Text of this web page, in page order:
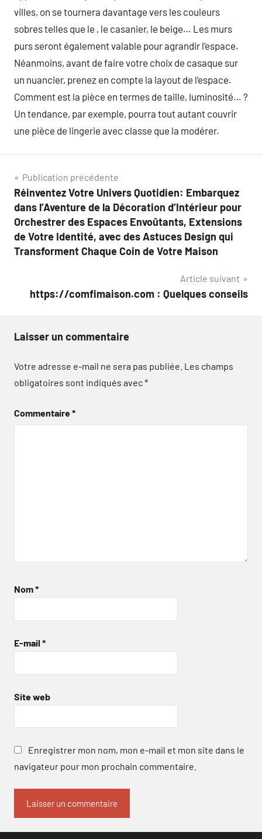
villes, on se tournera davantage vers les couleurs
sobres telles que le , le casanier, le beige… Les murs
purs seront également valable pour agrandir l’espace.
Néanmoins, avant de faire votre choix de casaque sur
un nuancier, prenez en compte la layout de l’espace.
Comment est la pièce en termes de taille, luminosité… ?
Un tendance, par exemple, pourra tout autant couvrir
une pièce de lingerie avec classe que la modérer.
Navigation
de
l’article
Publication précédente
Réinventez Votre Univers Quotidien: Embarquez
dans l’Aventure de la Décoration d’Intérieur pour
Orchestrer des Espaces Envoûtants, Extensions
de Votre Identité, avec des Astuces Design qui
Transforment Chaque Coin de Votre Maison
Article suivant
https://comfimaison.com : Quelques conseils
Laisser un commentaire
Votre adresse e-mail ne sera pas publiée. Les champs
obligatoires sont indiqués avec*
Commentaire*
Nom*
E-mail *
Site web
Enregistrer mon nom, mon e-mail et mon site dans le
navigateur pour mon prochain commentaire.